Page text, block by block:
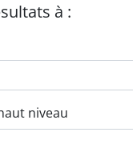
à :
niveau